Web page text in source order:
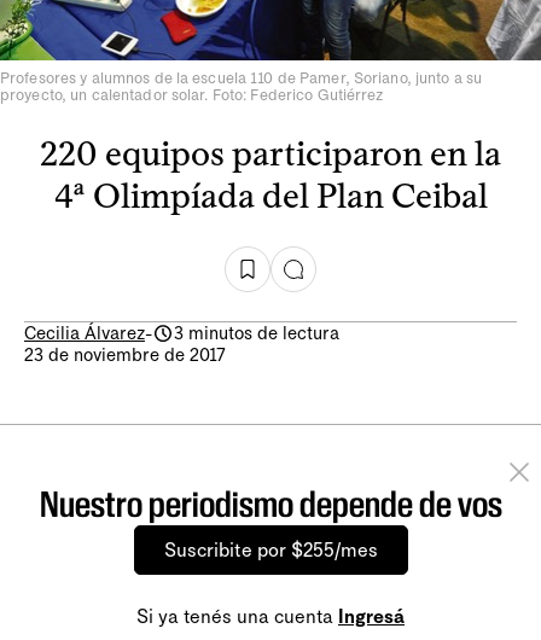
Profesores y alumnos de la escuela 110 de Pamer, Soriano, junto a su
proyecto, un calentador solar. Foto: Federico Gutiérrez
220 equipos participaron en la
4ª Olimpíada del Plan Ceibal
Cecilia Álvarez-
3 minutos de lectura
23 de noviembre de 2017
Nuestro periodismo depende de vos
Suscribite por $255/mes
Si ya tenés una cuenta Ingresá